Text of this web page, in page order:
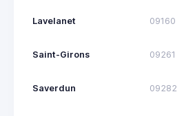
Lavelanet 09160
Saint-Girons 09261
Saverdun 09282